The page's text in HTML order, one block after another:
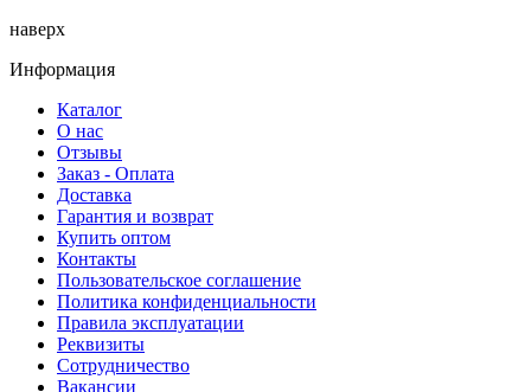
наверх
Информация
Каталог
О нас
Отзывы
Заказ - Оплата
Доставка
Гарантия и возврат
Купить оптом
Контакты
Пользовательское соглашение
Политика конфиденциальности
Правила эксплуатации
Реквизиты
Сотрудничество
Вакансии